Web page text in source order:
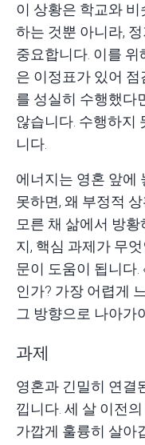
이 상황은 학교와
하는 것뿐 아니라,
중요합니다. 이를 위
은 이정표가 있어
를 성실히 수행했다
않습니다. 수행하지
니다.
에너지는 영혼 앞에
못하면, 왜 부정적
모른 채 삶에서 방
지, 핵심 과제가 무
문이 도움이 됩니다.
인가? 가장 어렵게
그 방향으로 나아가
과제
영혼과 긴밀히 연결
낍니다. 세 살 이전
가깝게 훌륭히 살아